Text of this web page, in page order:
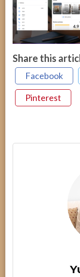
Share this
Facebook
Pinterest